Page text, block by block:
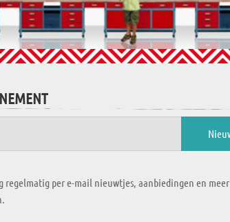
regelmatig per e-mail nieuwtjes, aanbiedingen en meer